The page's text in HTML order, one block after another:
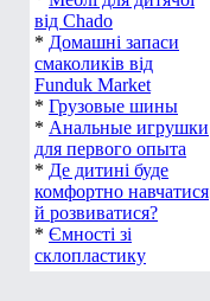
від Chado
* Домашні запаси
смаколиків від
Funduk Market
* Грузовые шины
* Анальные игрушки
для первого опыта
* Де дитині буде
комфортно навчатися
й розвиватися?
* Ємності зі
склопластику